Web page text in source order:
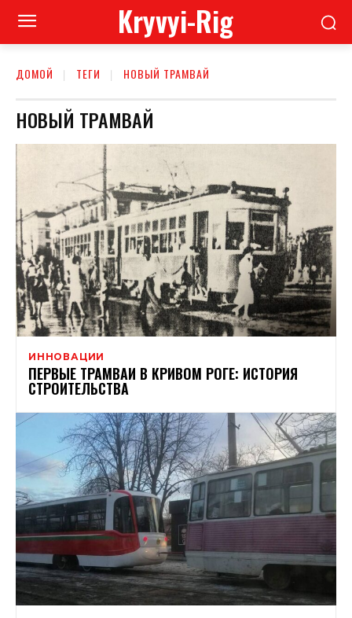
Kryvyi-Rig
ДОМОЙ ТЕГИ НОВЫЙ ТРАМВАЙ
НОВЫЙ ТРАМВАЙ
ИННОВАЦИИ
ПЕРВЫЕ ТРАМВАИ В КРИВОМ РОГЕ: ИСТОРИЯ
СТРОИТЕЛЬСТВА